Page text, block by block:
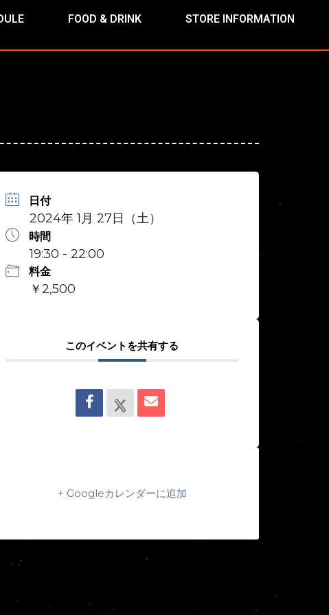
FOOD & DRINK STORE INFORMATION
日付
2024年 1月 27日（土）
時間
19:30 - 22:00
料金
￥2,500
このイベントを共有する
+ Googleカレンダーに追加